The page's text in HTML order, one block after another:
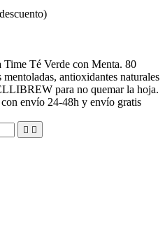
Time Té Verde con Menta. 80
antioxidantes naturales
para no quemar la hoja.
envío 24-48h y envío gratis
 